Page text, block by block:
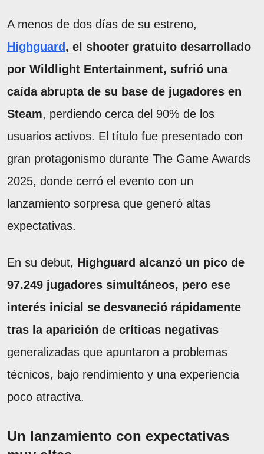
A menos de dos días de su estreno,
Highguard , el shooter gratuito desarrollado
por Wildlight Entertainment, sufrió una
caída abrupta de su base de jugadores en
Steam, perdiendo cerca del 90% de los
usuarios activos. El título fue presentado con
gran protagonismo durante The Game Awards
2025, donde cerró el evento con un
lanzamiento sorpresa que generó altas
expectativas.
En su debut, Highguard alcanzó un pico de
97.249 jugadores simultáneos, pero ese
interés inicial se desvaneció rápidamente
tras la aparición de críticas negativas
generalizadas que apuntaron a problemas
técnicos, bajo rendimiento y una experiencia
poco atractiva.
Un lanzamiento con expectativas